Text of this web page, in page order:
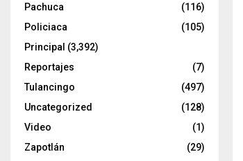
Pachuca
(116)
Policiaca
(105)
Principal (3,392)
Reportajes
(7)
Tulancingo
(497)
Uncategorized
(128)
Video
(1)
Zapotlán
(29)